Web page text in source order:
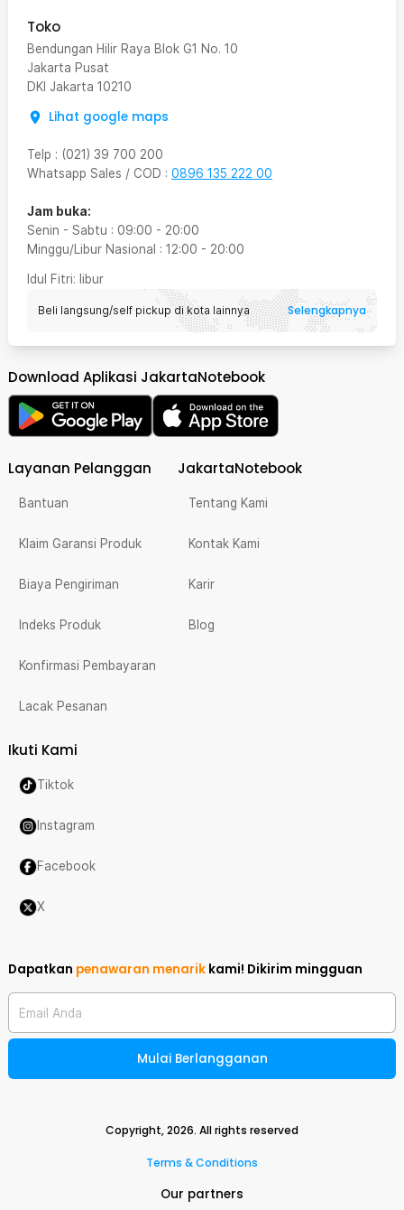
Toko
Bendungan Hilir Raya Blok G1 No. 10
Jakarta Pusat
DKI Jakarta 10210
Lihat google maps
Telp : (021) 39 700 200
Whatsapp Sales / COD : 0896 135 222 00
Jam buka:
Senin - Sabtu : 09:00 - 20:00
Minggu/Libur Nasional : 12:00 - 20:00
Idul Fitri: libur
Beli langsung/self pickup di kota lainnya Selengkapnya
Download Aplikasi JakartaNotebook
Layanan Pelanggan
Bantuan
Klaim Garansi Produk
Biaya Pengiriman
Indeks Produk
Konfirmasi Pembayaran
Lacak Pesanan
JakartaNotebook
Tentang Kami
Kontak Kami
Karir
Blog
Ikuti Kami
Tiktok
Instagram
Facebook
X
Dapatkan penawaran menarik kami! Dikirim mingguan
Email Anda
Mulai Berlangganan
Copyright,2026. All rights reserved
Terms & Conditions
Our partners